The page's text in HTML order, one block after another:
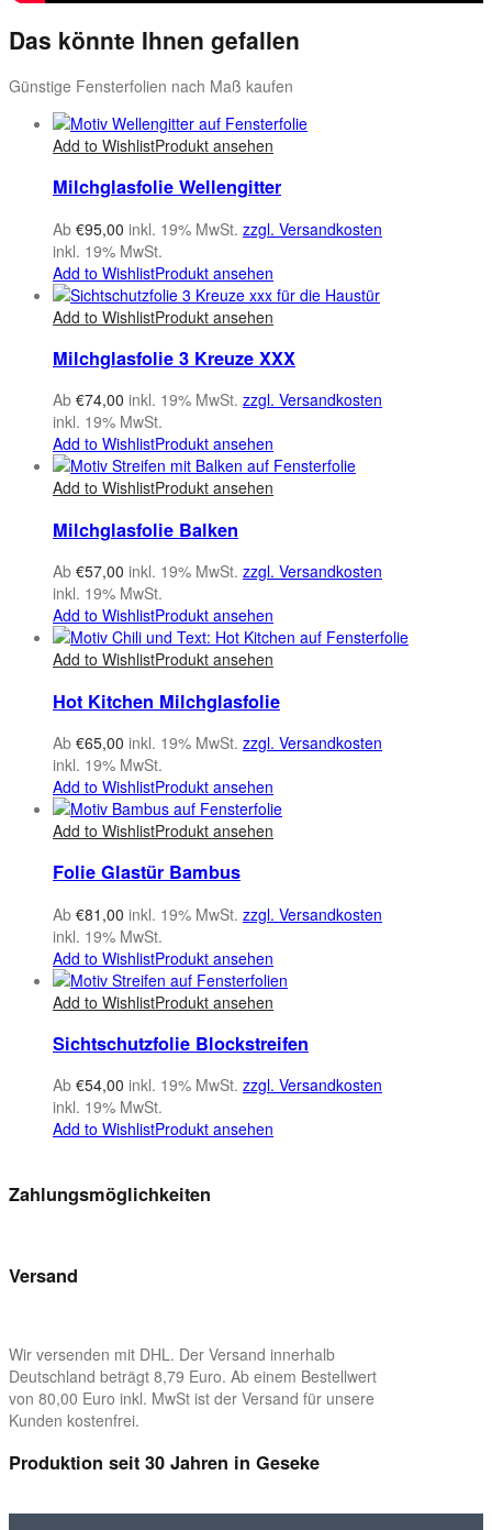
Das könnte Ihnen gefallen
Günstige Fensterfolien nach Maß kaufen
Add to WishlistProdukt ansehen
Milchglasfolie Wellengitter
Ab €95,00 inkl. 19% MwSt. zzgl. Versandkosten
inkl. 19% MwSt.
Add to WishlistProdukt ansehen
Add to WishlistProdukt ansehen
Milchglasfolie 3 Kreuze XXX
Ab €74,00 inkl. 19% MwSt. zzgl. Versandkosten
inkl. 19% MwSt.
Add to WishlistProdukt ansehen
Add to WishlistProdukt ansehen
Milchglasfolie Balken
Ab €57,00 inkl. 19% MwSt. zzgl. Versandkosten
inkl. 19% MwSt.
Add to WishlistProdukt ansehen
Add to WishlistProdukt ansehen
Hot Kitchen Milchglasfolie
Ab €65,00 inkl. 19% MwSt. zzgl. Versandkosten
inkl. 19% MwSt.
Add to WishlistProdukt ansehen
Add to WishlistProdukt ansehen
Folie Glastür Bambus
Ab €81,00 inkl. 19% MwSt. zzgl. Versandkosten
inkl. 19% MwSt.
Add to WishlistProdukt ansehen
Add to WishlistProdukt ansehen
Sichtschutzfolie Blockstreifen
Ab €54,00 inkl. 19% MwSt. zzgl. Versandkosten
inkl. 19% MwSt.
Add to WishlistProdukt ansehen
Zahlungsmöglichkeiten
Versand
Wir versenden mit DHL. Der Versand innerhalb
Deutschland beträgt 8,79 Euro. Ab einem Bestellwert
von 80,00 Euro inkl. MwSt ist der Versand für unsere
Kunden kostenfrei.
Produktion seit 30 Jahren in Geseke